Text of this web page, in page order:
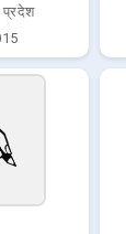
प्रदेश